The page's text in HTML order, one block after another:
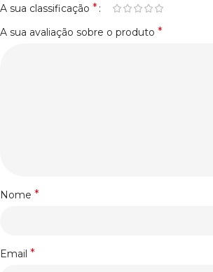
A sua classificação *
A sua avaliação sobre o produto *
Nome *
Email *